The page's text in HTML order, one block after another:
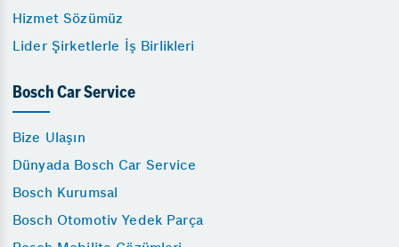
Hizmet Sözümüz
Lider Şirketlerle İş Birlikleri
Bosch Car Service
Bize Ulaşın
Dünyada Bosch Car Service
Bosch Kurumsal
Bosch Otomotiv Yedek Parça